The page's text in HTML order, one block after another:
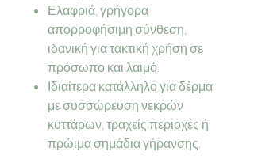
Ελαφριά, γρήγορα
απορροφήσιμη σύνθεση,
ιδανική για τακτική χρήση σε
πρόσωπο και λαιμό.
Ιδιαίτερα κατάλληλο για δέρμα
με συσσώρευση νεκρών
κυττάρων, τραχείς περιοχές ή
πρώιμα σημάδια γήρανσης.